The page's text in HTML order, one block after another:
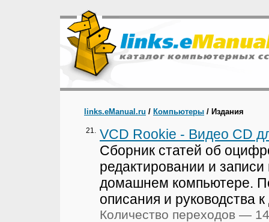
links.eManual.ru / Компьютеры / Издания
21.
VCD Rookie - Видео CD
Сборник статей об
редактировании и
домашнем компьютере.
описания и руководства
Количество переходов —